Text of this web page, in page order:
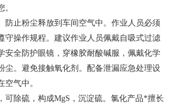
防止粉尘释放到车间空气中。作业人员必须
守操作规程。建议作业人员佩戴自吸式过滤
安全防护眼镜，穿橡胶耐酸碱服，佩戴化学
尘。避免接触氧化剂。配备泄漏应急处理设
空气中。
除硫，构成MgS，沉淀硫。氯化产品*擅长